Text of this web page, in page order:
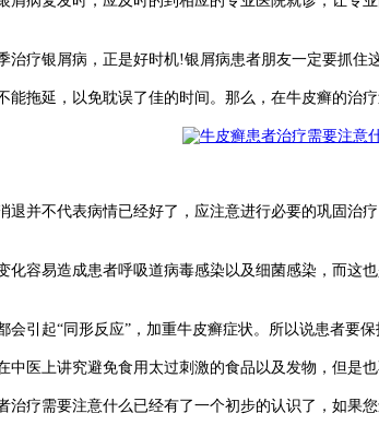
疗银屑病，正是好时机!银屑病患者朋友一定要抓住
拖延，以免耽误了佳的时间。那么，在牛皮癣的治
并不代表病情已经好了，应注意进行必要的巩固治
容易造成患者呼吸道病毒感染以及细菌感染，而这
引起“同形反应”，加重牛皮癣症状。所以说患者要
医上讲究避免食用太过刺激的食品以及发物，但是
疗需要注意什么已经有了一个初步的认识了，如果